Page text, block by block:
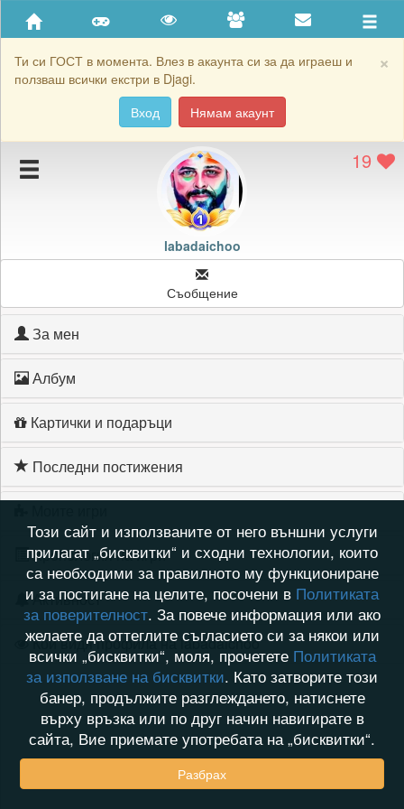
×
Ти си ГОСТ в момента. Влез в акаунта си за да играеш и
ползваш всички екстри в Djagi.
Вход
Нямам акаунт
Приятели
Хронология на игри
Подаръците на labadaichoo
Картичките на labadaichoo
Блокирай labadaichoo
19
labadaichoo
Съобщение
За мен
Албум
Картички и подаръци
Последни постижения
Хронология на игри
Активност
Кой видя профила на labadaichoo
Този сайт и използваните от него външни услуги
прилагат „бисквитки“ и сходни технологии, които
са необходими за правилното му функциониране
и за постигане на целите, посочени в Политиката
за поверителност. За повече информация или ако
желаете да оттеглите съгласието си за някои или
всички „бисквитки“, моля, прочетете Политиката
за използване на бисквитки. Като затворите този
банер, продължите разглеждането, натиснете
върху връзка или по друг начин навигирате в
сайта, Вие приемате употребата на „бисквитки“.
Разбрах